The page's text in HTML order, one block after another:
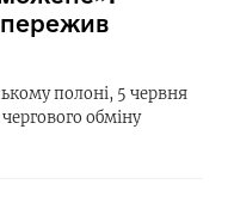
пережив
полоні, 5 червня
обміну